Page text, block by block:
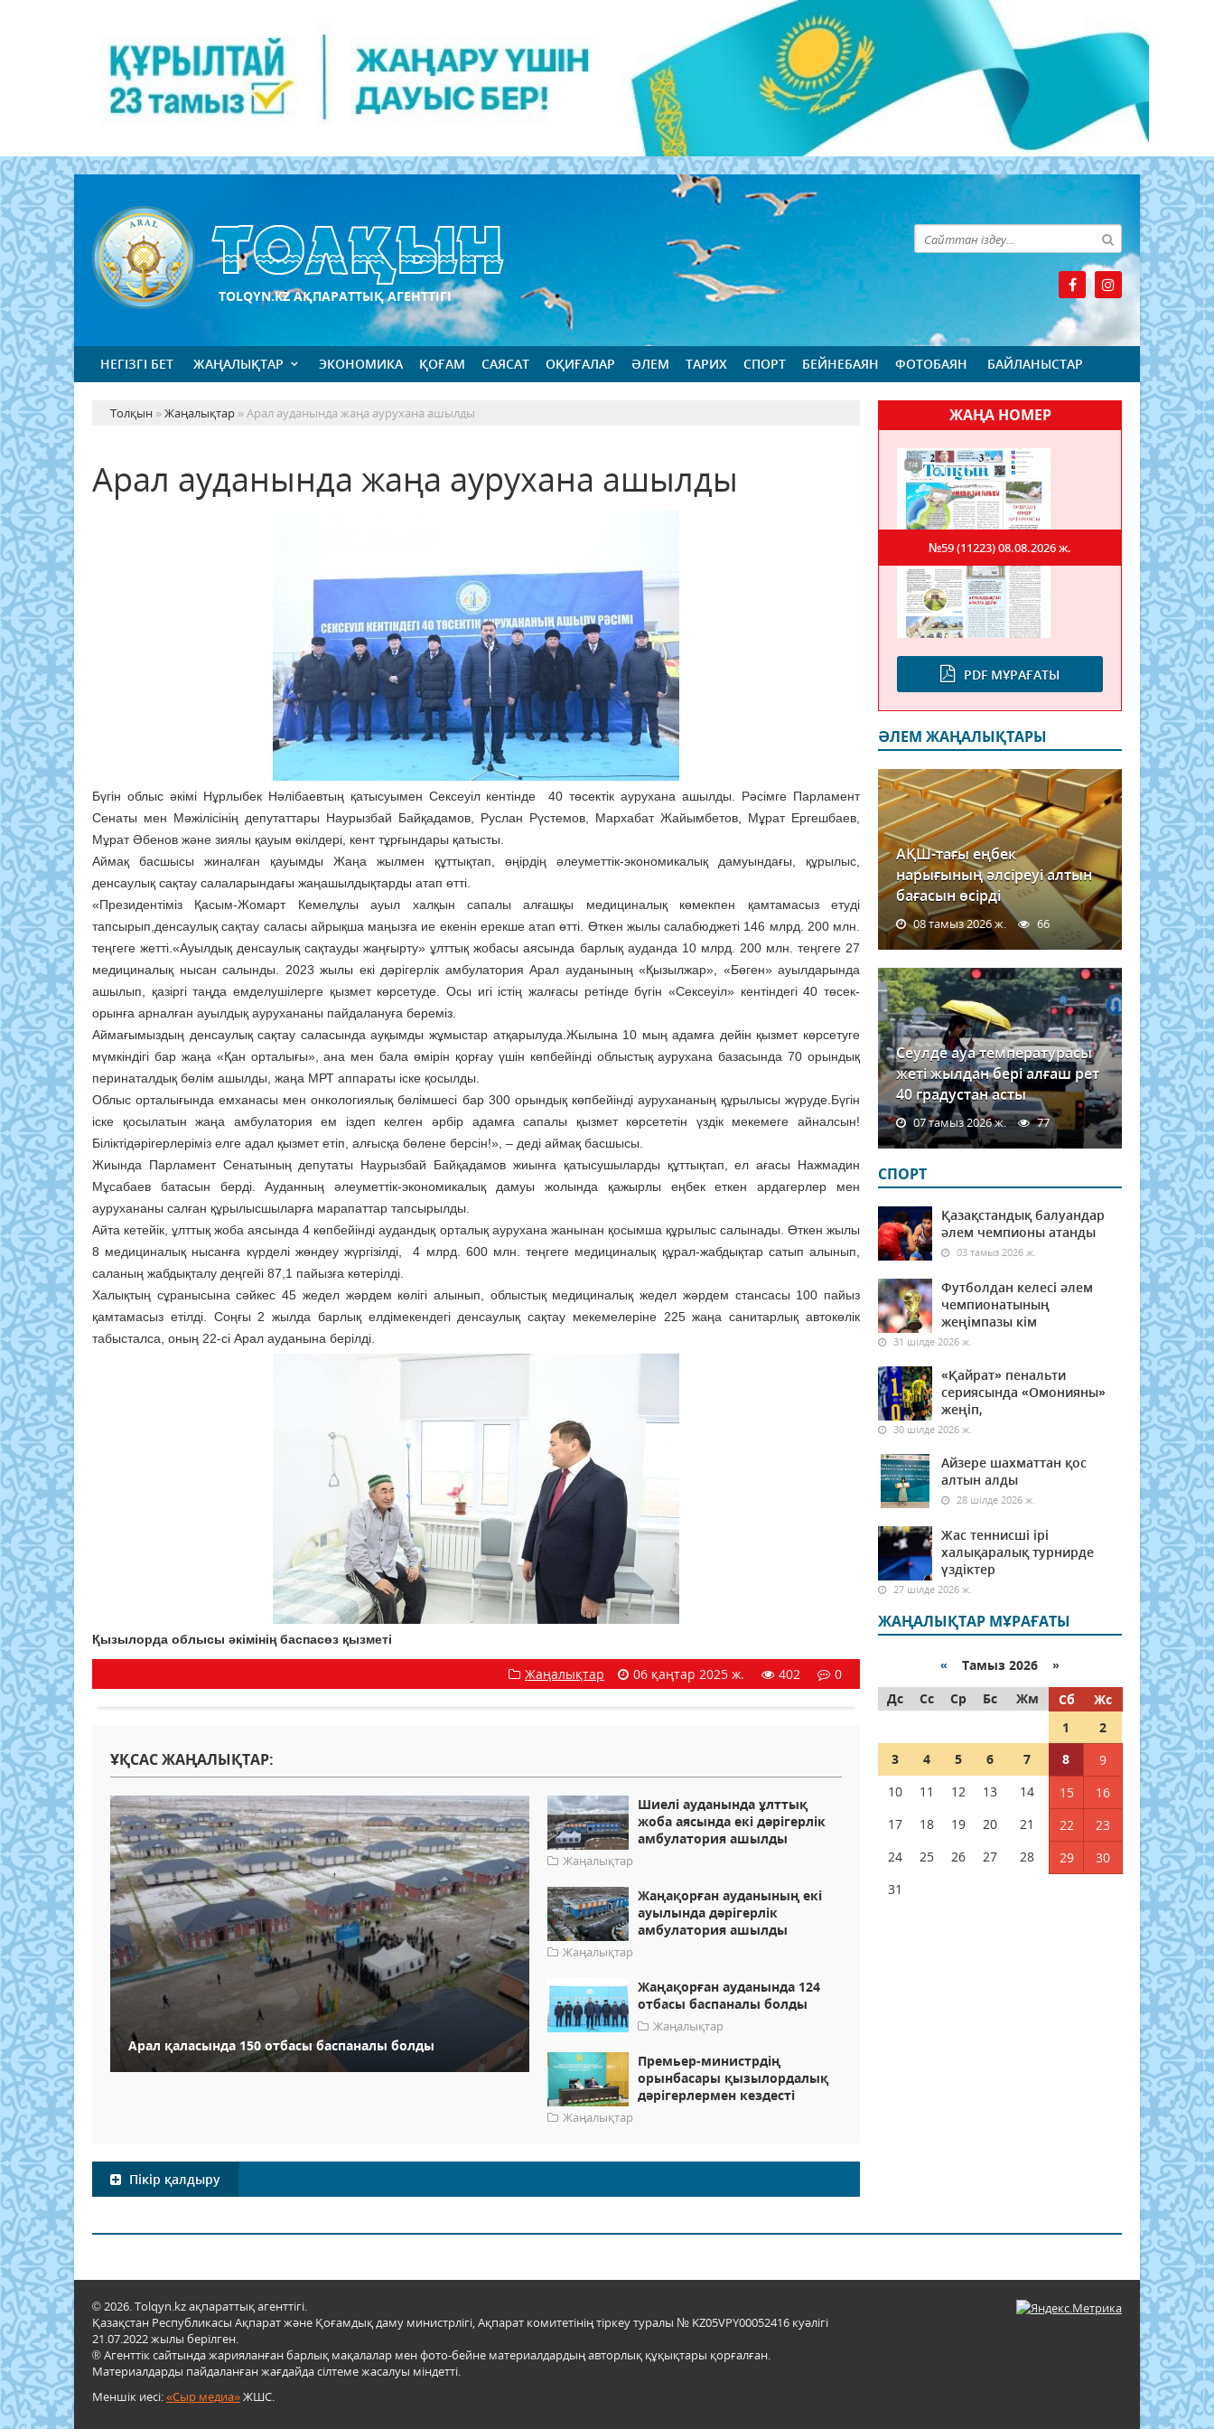
TOLQYN.KZ АҚПАРАТТЫҚ АГЕНТТІГІ
НЕГІЗГІ БЕТ ЖАҢАЛЫҚТАР ЭКОНОМИКА ҚОҒАМ САЯСАТ ОҚИҒАЛАР ӘЛЕМ ТАРИХ СПОРТ БЕЙНЕБАЯН ФОТОБАЯН БАЙЛАНЫСТАР
Толқын »Жаңалықтар » Арал ауданында жаңа аурухана ашылды
Арал ауданында жаңа аурухана ашылды
Бүгін облыс әкімі Нұрлыбек Нәлібаевтың қатысуымен Сексеуіл кентінде 40 төсектік аурухана ашылды. Рәсімге Парламент
Сенаты мен Мәжілісінің депутаттары Наурызбай Байқадамов, Руслан Рүстемов, Мархабат Жайымбетов, Мұрат Ергешбаев,
Мұрат Әбенов және зиялы қауым өкілдері, кент тұрғындары қатысты.
Аймақ басшысы жиналған қауымды Жаңа жылмен құттықтап, өңірдің әлеуметтік-экономикалық дамуындағы, құрылыс,
денсаулық сақтау салаларындағы жаңашылдықтарды атап өтті.
«Президентіміз Қасым-Жомарт Кемелұлы ауыл халқын сапалы алғашқы медициналық көмекпен қамтамасыз етуді
тапсырып,денсаулық сақтау саласы айрықша маңызға ие екенін ерекше атап өтті. Өткен жылы салабюджеті 146 млрд. 200 млн.
теңгеге жетті.«Ауылдық денсаулық сақтауды жаңғырту» ұлттық жобасы аясында барлық ауданда 10 млрд. 200 млн. теңгеге 27
медициналық нысан салынды. 2023 жылы екі дәрігерлік амбулатория Арал ауданының «Қызылжар», «Бөген» ауылдарында
ашылып, қазіргі таңда емделушілерге қызмет көрсетуде. Осы игі істің жалғасы ретінде бүгін «Сексеуіл» кентіндегі 40 төсек-
орынға арналған ауылдық аурухананы пайдалануға береміз.
Аймағымыздың денсаулық сақтау саласында ауқымды жұмыстар атқарылуда.Жылына 10 мың адамға дейін қызмет көрсетуге
мүмкіндігі бар жаңа «Қан орталығы», ана мен бала өмірін қорғау үшін көпбейінді облыстық аурухана базасында 70 орындық
перинаталдық бөлім ашылды, жаңа МРТ аппараты іске қосылды.
Облыс орталығында емханасы мен онкологиялық бөлімшесі бар 300 орындық көпбейінді аурухананың құрылысы жүруде.Бүгін
іске қосылатын жаңа амбулатория ем іздеп келген әрбір адамға сапалы қызмет көрсететін үздік мекемеге айналсын!
Біліктідәрігерлеріміз елге адал қызмет етіп, алғысқа бөлене берсін!», – деді аймақ басшысы.
Жиында Парламент Сенатының депутаты Наурызбай Байқадамов жиынға қатысушыларды құттықтап, ел ағасы Нажмадин
Мұсабаев батасын берді. Ауданның әлеуметтік-экономикалық дамуы жолында қажырлы еңбек еткен ардагерлер мен
аурухананы салған құрылысшыларға марапаттар тапсырылды.
Айта кетейік, ұлттық жоба аясында 4 көпбейінді аудандық орталық аурухана жанынан қосымша құрылыс салынады. Өткен жылы
8 медициналық нысанға күрделі жөндеу жүргізілді, 4 млрд. 600 млн. теңгеге медициналық құрал-жабдықтар сатып алынып,
саланың жабдықталу деңгейі 87,1 пайызға көтерілді.
Халықтың сұранысына сәйкес 45 жедел жәрдем көлігі алынып, облыстық медициналық жедел жәрдем стансасы 100 пайыз
қамтамасыз етілді. Соңғы 2 жылда барлық елдімекендегі денсаулық сақтау мекемелеріне 225 жаңа санитарлық автокөлік
табысталса, оның 22-сі Арал ауданына берілді.
Қызылорда облысы әкімінің баспасөз қызметі
Жаңалықтар 06 қаңтар 2025 ж. 402 0
ҰҚСАС ЖАҢАЛЫҚТАР:
Арал қаласында 150 отбасы баспаналы болды
Шиелі ауданында ұлттық
жоба аясында екі дәрігерлік
амбулатория ашылды
Жаңалықтар
Жаңақорған ауданының екі
ауылында дәрігерлік
амбулатория ашылды
Жаңалықтар
Жаңақорған ауданында 124
отбасы баспаналы болды
Жаңалықтар
Премьер-министрдің
орынбасары қызылордалық
дәрігерлермен кездесті
Жаңалықтар
Пікір қалдыру
ЖАҢА НОМЕР
PDF МҰРАҒАТЫ
№59 (11223)08.08.2026 ж.
ӘЛЕМ ЖАҢАЛЫҚТАРЫ
АҚШ-тағы еңбек
нарығының әлсіреуі алтын
бағасын өсірді
08 тамыз 2026 ж. 66
Сеулде ауа температурасы
жеті жылдан бері алғаш рет
40 градустан асты
07 тамыз 2026 ж. 77
СПОРТ
Қазақстандық балуандар
әлем чемпионы атанды
03 тамыз 2026 ж.
Футболдан келесі әлем
чемпионатының
жеңімпазы кім
31 шілде 2026 ж.
«Қайрат» пенальти
сериясында «Омонияны»
жеңіп,
30 шілде 2026 ж.
Айзере шахматтан қос
алтын алды
28 шілде 2026 ж.
Жас теннисші ірі
халықаралық турнирде
үздіктер
27 шілде 2026 ж.
ЖАҢАЛЫҚТАР МҰРАҒАТЫ
« Тамыз 2026 »
Дс
Сс Ср Бс Жм Сб
Жс
1
2
3
4 5 6 7 8
9
10
11 12 13 14 15
16
17
18 19 20 21 22
23
24
25 26 27 28 29
30
31
© 2026. Tolqyn.kz ақпараттық агенттігі.
Қазақстан Республикасы Ақпарат және Қоғамдық даму министрлігі, Ақпарат комитетінің тіркеу туралы № KZ05VPY00052416 куәлігі
21.07.2022 жылы берілген.
® Агенттік сайтында жарияланған барлық мақалалар мен фото-бейне материалдардың авторлық құқықтары қорғалған.
Материалдарды пайдаланған жағдайда сілтеме жасалуы міндетті.
Меншік иесі:«Сыр медиа»ЖШС.